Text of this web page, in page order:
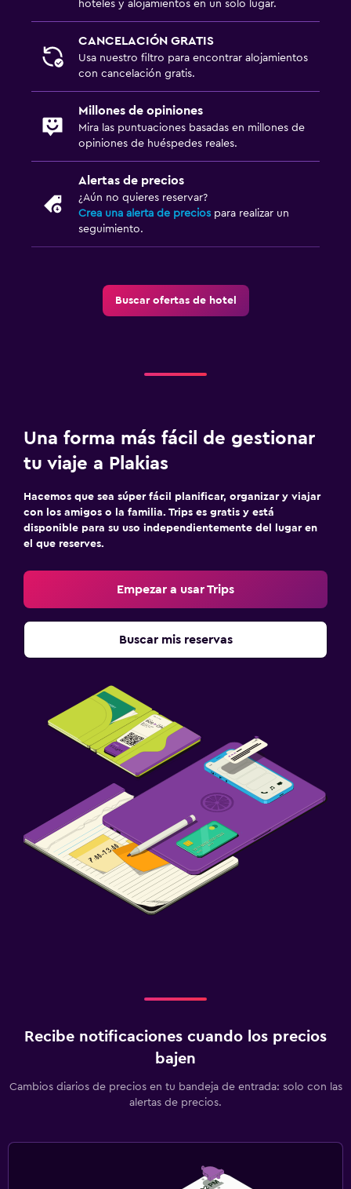
hoteles y alojamientos en un solo lugar.
CANCELACIÓN GRATIS
Usa nuestro filtro para encontrar alojamientos
con cancelación gratis.
Millones de opiniones
Mira las puntuaciones basadas en millones de
opiniones de huéspedes reales.
Alertas de precios
¿Aún no quieres reservar?
Crea una alerta de precios para realizar un
seguimiento.
Buscar ofertas de hotel
Una forma más fácil de gestionar
tu viaje a Plakias
Hacemos que sea súper fácil planificar, organizar y viajar
con los amigos o la familia. Trips es gratis y está
disponible para su uso independientemente del lugar en
el que reserves.
Empezar a usar Trips
Buscar mis reservas
Recibe notificaciones cuando los precios
bajen
Cambios diarios de precios en tu bandeja de entrada: solo con las
alertas de precios.